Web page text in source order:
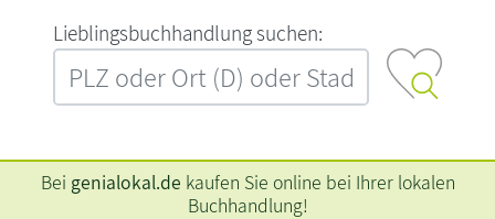
L‍i‍e‍b‍l‍i‍n‍g‍s‍b‍u‍c‍h‍h‍a‍n‍d‍l‍u‍n‍g‍ ‍s‍u‍c‍h‍e‍n‍:‍
Bei genialokal.de kaufen Sie online bei Ihrer lokalen
Buchhandlung!